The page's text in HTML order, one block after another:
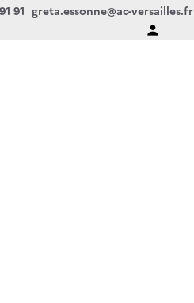
91 greta.essonne@ac-versailles.fr